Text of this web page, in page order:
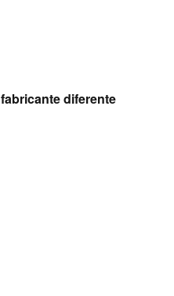
fabricante diferente